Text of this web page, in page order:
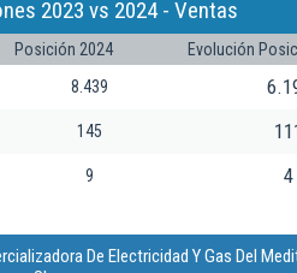
2023 vs 2024 - Ventas
Posición 2024
Evolución
8.439
145
9 4
De Electricidad Y Gas Del